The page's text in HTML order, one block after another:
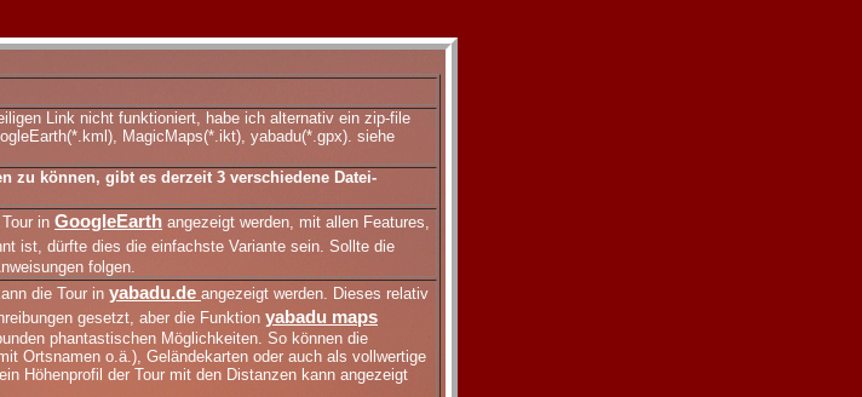
Link nicht funktioniert, habe ich alternativ ein zip-file
MagicMaps(*.ikt), yabadu(*.gpx). siehe
zu können, gibt es derzeit 3 verschiedene Datei-
in GoogleEarth angezeigt werden, mit allen Features,
ist, dürfte dies die einfachste Variante sein. Sollte die
folgen.
die Tour in yabadu.de angezeigt werden. Dieses relativ
gesetzt, aber die Funktion yabadu maps
phantastischen Möglichkeiten. So können die
Ortsnamen o.ä.), Geländekarten oder auch als vollwertige
Höhenprofil der Tour mit den Distanzen kann angezeigt